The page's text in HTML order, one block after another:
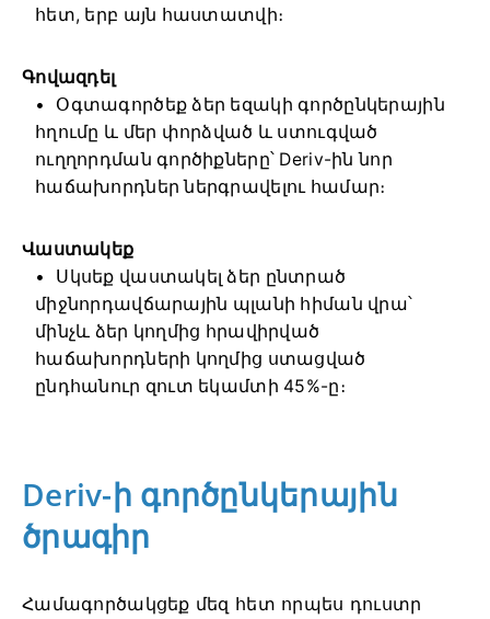
հետ, երբ այն հաստատվի։
Գովազդել
Օգտագործեք ձեր եզակի գործընկերային
հղումը և մեր փորձված և ստուգված
ուղղորդման գործիքները՝ Deriv-ին նոր
հաճախորդներ ներգրավելու համար։
Վաստակեք
Սկսեք վաստակել ձեր ընտրած
միջնորդավճարային պլանի հիման վրա՝
մինչև ձեր կողմից հրավիրված
հաճախորդների կողմից ստացված
ընդհանուր զուտ եկամտի 45%-ը։
Deriv-ի գործընկերային
ծրագիր
Համագործակցեք մեզ հետ որպես դուստր